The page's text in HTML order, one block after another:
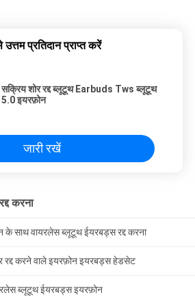
प्रतिदान प्राप्त करें
सक्रिय शोर रद्द ब्लूटूथ Earbuds Tws ब्लूटूथ
5.0 इयरफ़ोन
जारी रखें
करना
के साथ वायरलेस ब्लूटूथ ईयरबड्स रद्द करना
रद्द करने वाले इयरफ़ोन इयरबड्स हेडसेट
ब्लूटूथ ईयरबड्स इयरफ़ोन